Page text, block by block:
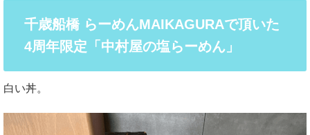
千歳船橋 らーめんMAIKAGURAで頂いた
4周年限定「中村屋の塩らーめん」
白い丼。